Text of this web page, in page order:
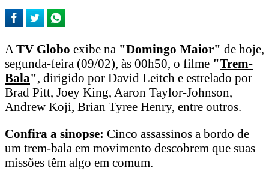
A TV Globo exibe na "Domingo Maior" de hoje,
segunda-feira (09/02), às 00h50, o filme "Trem-
Bala", dirigido por David Leitch e estrelado por
Brad Pitt, Joey King, Aaron Taylor-Johnson,
Andrew Koji, Brian Tyree Henry, entre outros.
Confira a sinopse: Cinco assassinos a bordo de
um trem-bala em movimento descobrem que suas
missões têm algo em comum.